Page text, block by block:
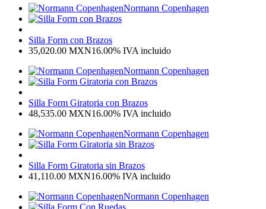
Normann Copenhagen
Silla Form con Brazos
35,020.00 MXN16.00% IVA incluido
Normann Copenhagen
Silla Form Giratoria con Brazos
48,535.00 MXN16.00% IVA incluido
Normann Copenhagen
Silla Form Giratoria sin Brazos
41,110.00 MXN16.00% IVA incluido
Normann Copenhagen